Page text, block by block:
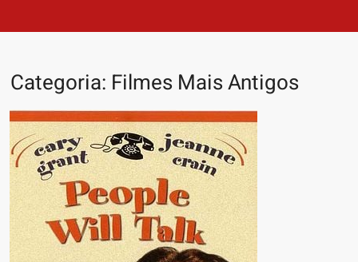
Categoria: Filmes Mais Antigos